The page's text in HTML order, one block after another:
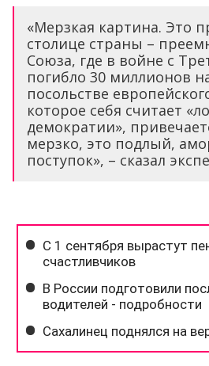
«Мерзкая картина. Это
столице страны –
Союза, где в войне с
погибло 30 миллионов
посольстве
которое себя считает
демократии»,
мерзко, это подлый,
поступок», – сказал